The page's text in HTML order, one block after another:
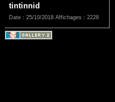
tintinnid
Date : 25/10/2018 Affichages : 2228